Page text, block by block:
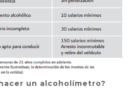
un alcoholímetro?